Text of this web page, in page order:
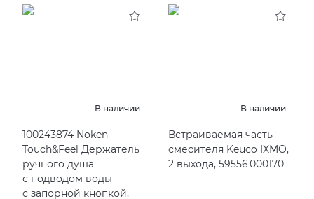
В наличии
100243874 Noken
Touch&Feel Держатель
ручного душа
с подводом воды
с запорной кнопкой,
В наличии
Встраиваемая часть
смесителя Keuco IXMO,
2 выхода, 59556 000170